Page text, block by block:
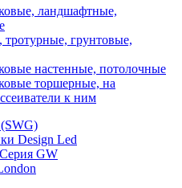
ландшафтные,
грунтовые,
настенные, потолочные
торшерные, на
к ним
Design Led
GW